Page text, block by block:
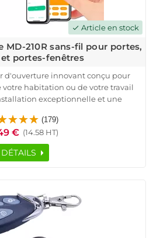
check Article en stock
210R sans-fil pour portes,
portes-fenêtres
d'ouverture innovant conçu pour
habitation ou de votre travail
exceptionnelle et une
des alertes directement sur
cas d'effraction.Profitez d'une
assure une surveillance continue,
un œil sur votre domicile à tout
sans tracas, renforçant ainsi la
de vie sans compromettre le
MD-210R pour une solution de
intelligente.
(179)
€ (14.58 HT)
DÉTAILS